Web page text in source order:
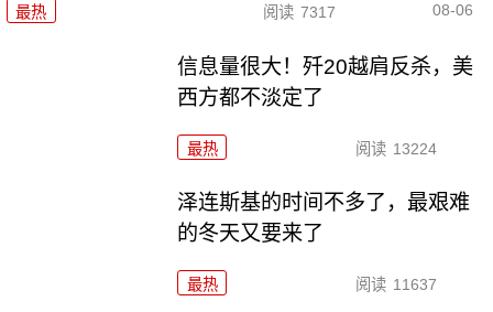
最热 阅读 7317 08-06
信息量很大！歼20越肩反杀，美
西方都不淡定了
最热 阅读 13224
泽连斯基的时间不多了，最艰难
的冬天又要来了
最热 阅读 11637